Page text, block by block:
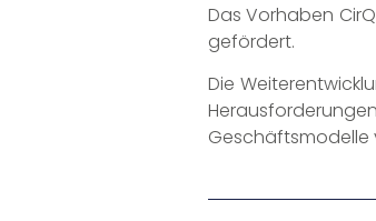
Das Vorhaben
gefördert.
Die
Geschäftsmodelle